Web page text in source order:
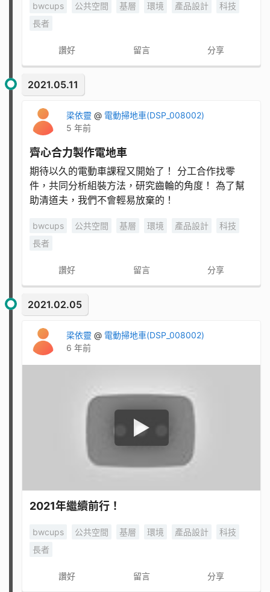
bwcups 公共空間 基層 環境 產品設計
科技
長者
讚好 留言 分享
2021.05.11
梁依靈 @ 電動掃地車(DSP_008002)
5 年前
齊心合力製作電地車
期待以久的電動車課程又開始了！ 分工合作找零
件，共同分析組裝方法，研究齒輪的角度！ 為了幫
助清道夫，我們不會輕易放棄的！
bwcups 公共空間 基層 環境 產品設計
科技
長者
讚好 留言 分享
2021.02.05
梁依靈 @ 電動掃地車(DSP_008002)
6 年前
2021年繼續前行！
bwcups 公共空間 基層 環境 產品設計
科技
長者
讚好 留言 分享